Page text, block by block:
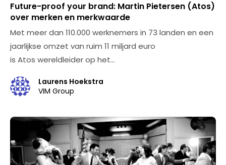
Future-proof your brand: Martin Pietersen (Atos)
over merken en merkwaarde
Met meer dan 110.000 werknemers in 73 landen en een
jaarlijkse omzet van ruim 11 miljard euro
is Atos wereldleider op het…
Laurens Hoekstra
VIM Group